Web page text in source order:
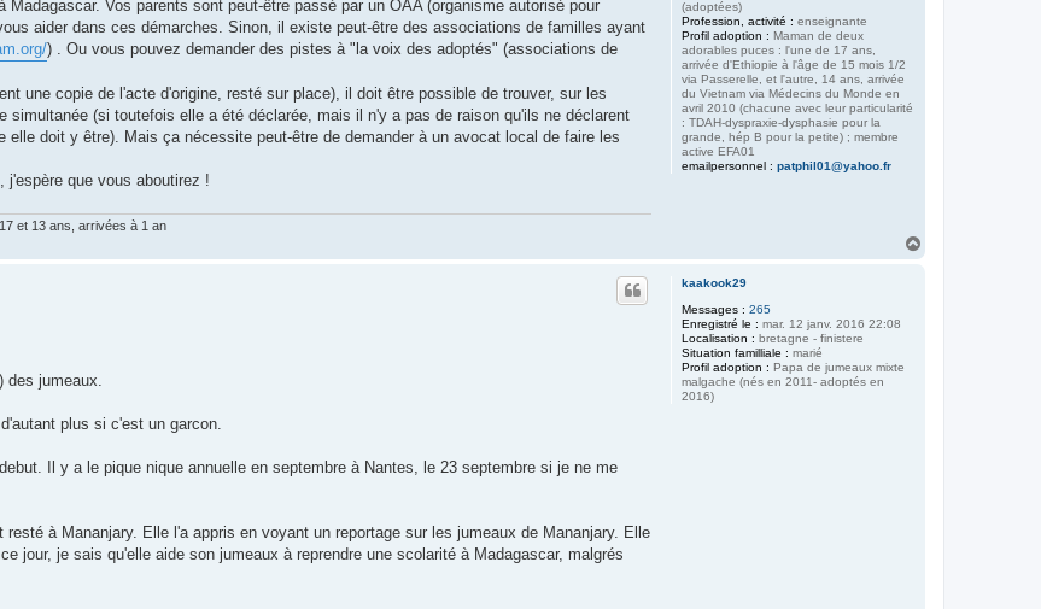
(adoptées)
Profession, activité : enseignante
Profil adoption : Maman de deux
adorables puces : l'une de 17 ans,
arrivée d'Ethiopie à l'âge de 15 mois 1/2
via Passerelle, et l'autre, 14 ans, arrivée
du Vietnam via Médecins du Monde en
avril 2010 (chacune avec leur particularité
: TDAH-dyspraxie-dysphasie pour la
grande, hép B pour la petite) ; membre
active EFA01
emailpersonnel : patphil01@yahoo.fr
Vos parents sont peut-être passé par un OAA (organisme autorisé pour
aider dans ces démarches. Sinon, il existe peut-être des associations de familles ayant
) . Ou vous pouvez demander des pistes à "la voix des adoptés" (associations de
une copie de l'acte d'origine, resté sur place), il doit être possible de trouver, sur les
(si toutefois elle a été déclarée, mais il n'y a pas de raison qu'ils ne déclarent
doit y être). Mais ça nécessite peut-être de demander à un avocat local de faire les
j'espère que vous aboutirez !
et 13 ans, arrivées à 1 an
kaakook29
Messages : 265
Enregistré le : mar. 12 janv. 2016 22:08
Localisation : bretagne - finistere
Situation familliale : marié
Profil adoption : Papa de jumeaux mixte
malgache (nés en 2011- adoptés en
2016)
des jumeaux.
plus si c'est un garcon.
Il y a le pique nique annuelle en septembre à Nantes, le 23 septembre si je ne me
à Mananjary. Elle l'a appris en voyant un reportage sur les jumeaux de Mananjary. Elle
jour, je sais qu'elle aide son jumeaux à reprendre une scolarité à Madagascar, malgrés